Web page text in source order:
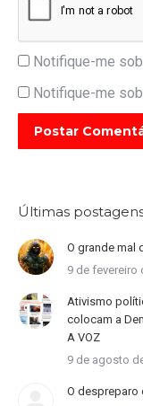
Notifique-me
Notifique-me
Postar
Últimas
O grande mal
9 de fevereiro
Ativismo
colocam a
A VOZ
9 de agosto
O despreparo